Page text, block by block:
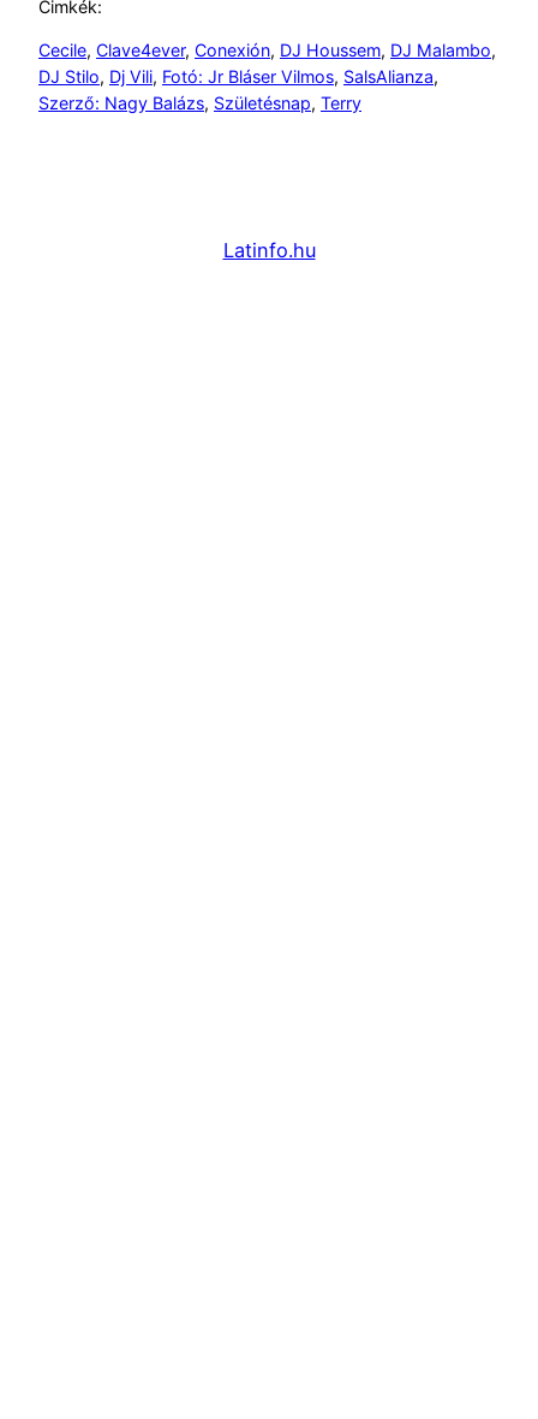
Cimkék:
Cecile, Clave4ever, Conexión, DJ Houssem, DJ Malambo
DJ Stilo, Dj Vili, Fotó: Jr Bláser Vilmos, SalsAlianza
Szerző: Nagy Balázs, Születésnap, Terry
Latinfo.hu